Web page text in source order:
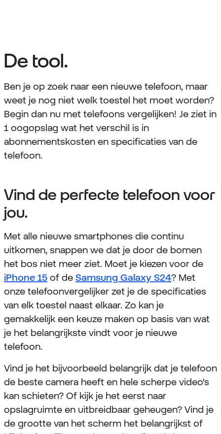
De tool.
Ben je op zoek naar een nieuwe telefoon, maar
weet je nog niet welk toestel het moet worden?
Begin dan nu met telefoons vergelijken! Je ziet in
1 oogopslag wat het verschil is in
abonnementskosten en specificaties van de
telefoon.
Vind de perfecte telefoon voor
jou.
Met alle nieuwe smartphones die continu
uitkomen, snappen we dat je door de bomen
het bos niet meer ziet. Moet je kiezen voor de
iPhone 15 of de Samsung Galaxy S24? Met
onze telefoonvergelijker zet je de specificaties
van elk toestel naast elkaar. Zo kan je
gemakkelijk een keuze maken op basis van wat
je het belangrijkste vindt voor je nieuwe
telefoon.
Vind je het bijvoorbeeld belangrijk dat je telefoon
de beste camera heeft en hele scherpe video's
kan schieten? Of kijk je het eerst naar
opslagruimte en uitbreidbaar geheugen? Vind je
de grootte van het scherm het belangrijkst of